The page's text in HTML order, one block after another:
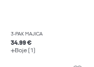
3-PAK MAJICA
34.99 €
Boje (1)